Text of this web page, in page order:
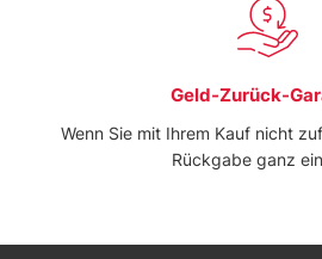
Geld-Zurück-
Wenn Sie mit Ihrem Kauf nicht
Rückgabe ganz